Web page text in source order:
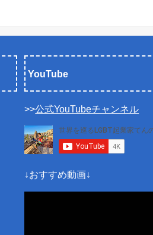
YouTube
>>公式YouTubeチャンネル
↓おすすめ動画↓